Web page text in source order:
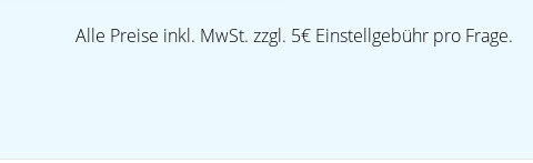
Alle Preise inkl. MwSt. zzgl. 5€ Einstellgebühr pro Frage.